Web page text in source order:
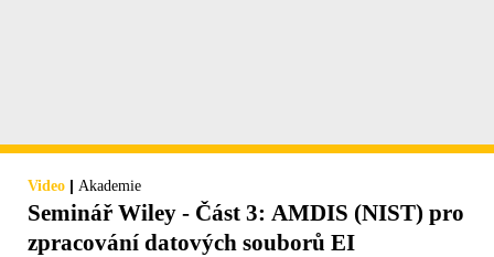
Video | Akademie
Seminář Wiley - Část 3: AMDIS (NIST) pro
zpracování datových souborů EI